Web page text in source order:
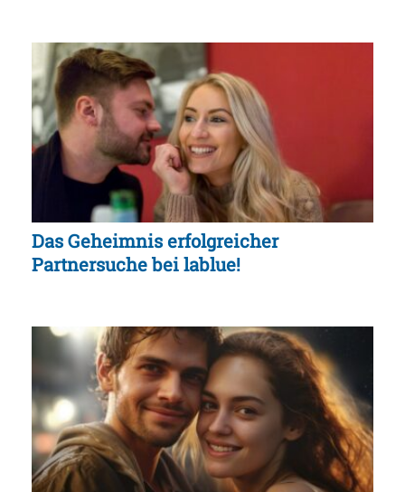
Das Geheimnis erfolgreicher
Partnersuche bei lablue!